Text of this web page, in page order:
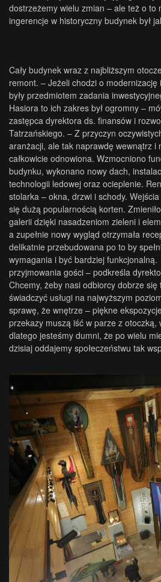
dostrzeżemy wielu zmian – ale też o to
ingerencje w historyczny budynek był
Cały budynek wraz z najbliższym
remont. – Jeżeli chodzi o
były przedmiotem zadania
Hasiora to ich zakres był ogromny –
zastępca dyrektora ds. finansów i
Tatrzańskiego. – Z przyczyn
aranżacji, ale tak naprawdę wewnątrz i
całkowicie odnowiona. Wzmocniono
budynku, wykonano nowy dach,
technologii ledowej oraz ocieplenie.
stolarka – okna, drzwi i schody.
się dużą popularnością korten.
galerii dzięki nasadzeniom zieleni i
a zupełnie nowy wygląd otrzymała
delikatnie przebudowana po to by
wymagania i być bardziej
przyjmowania gości – podkreśla
Chcemy, żeby nasi odbiorcy dobrze się
świadczyć usługi na najwyższym
sprawę, że wnętrze – piękne
przekazy muszą iść w parze z
dlatego jesteśmy dumni, że po wielu
dzisiaj oddajemy społeczeństwu tak